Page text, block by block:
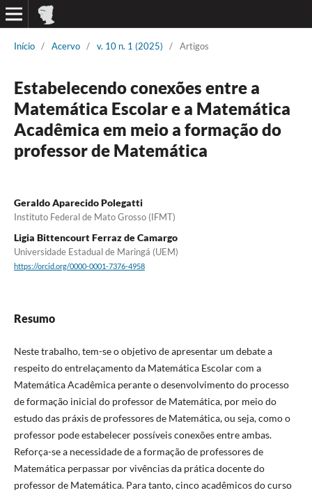
Início / Acervo / v. 10 n. 1 (2025) / Artigos
Estabelecendo conexões entre a
Matemática Escolar e a Matemática
Acadêmica em meio a formação do
professor de Matemática
Geraldo Aparecido Polegatti
Instituto Federal de Mato Grosso (IFMT)
Ligia Bittencourt Ferraz de Camargo
Universidade Estadual de Maringá (UEM)
https://orcid.org/0000-0001-7376-4958
Resumo
Neste trabalho, tem-se o objetivo de apresentar um debate a
respeito do entrelaçamento da Matemática Escolar com a
Matemática Acadêmica perante o desenvolvimento do processo
de formação inicial do professor de Matemática, por meio do
estudo das práxis de professores de Matemática, ou seja, como o
professor pode estabelecer possíveis conexões entre ambas.
Reforça-se a necessidade de a formação de professores de
Matemática perpassar por vivências da prática docente do
professor de Matemática. Para tanto, cinco acadêmicos do curso